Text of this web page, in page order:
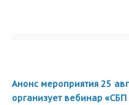
Анонс мероприятия 25
организует вебинар